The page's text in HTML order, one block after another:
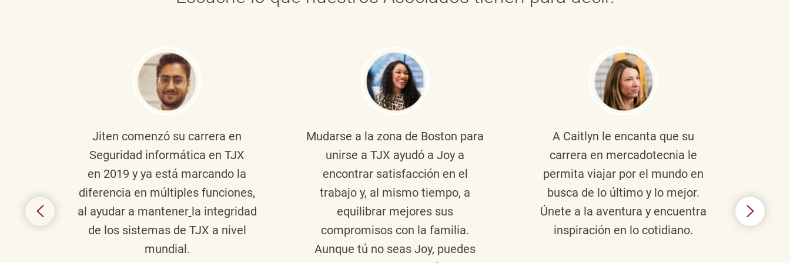
Jiten comenzó su carrera en
Seguridad informática en TJX
en 2019 y ya está marcando la
diferencia en múltiples funciones,
al ayudar a mantener la integridad
de los sistemas de TJX a nivel
mundial.
Mudarse a la zona de Boston para
unirse a TJX ayudó a Joy a
encontrar satisfacción en el
trabajo y, al mismo tiempo, a
equilibrar mejores sus
compromisos con la familia.
Aunque tú no seas Joy, puedes
A Caitlyn le encanta que su
carrera en mercadotecnia le
permita viajar por el mundo en
busca de lo último y lo mejor.
Únete a la aventura y encuentra
inspiración en lo cotidiano.